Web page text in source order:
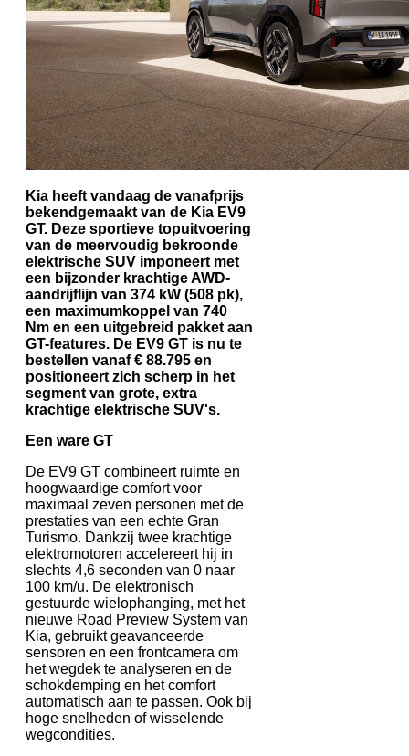
Kia heeft vandaag de vanafprijs
bekendgemaakt van de Kia EV9
GT. Deze sportieve topuitvoering
van de meervoudig bekroonde
elektrische SUV imponeert met
een bijzonder krachtige AWD-
aandrijflijn van 374 kW (508 pk),
een maximumkoppel van 740
Nm en een uitgebreid pakket aan
GT-features. De EV9 GT is nu te
bestellen vanaf € 88.795 en
positioneert zich scherp in het
segment van grote, extra
krachtige elektrische SUV's.
Een ware GT
De EV9 GT combineert ruimte en
hoogwaardige comfort voor
maximaal zeven personen met de
prestaties van een echte Gran
Turismo. Dankzij twee krachtige
elektromotoren accelereert hij in
slechts 4,6 seconden van 0 naar
100 km/u. De elektronisch
gestuurde wielophanging, met het
nieuwe Road Preview System van
Kia, gebruikt geavanceerde
sensoren en een frontcamera om
het wegdek te analyseren en de
schokdemping en het comfort
automatisch aan te passen. Ook bij
hoge snelheden of wisselende
wegcondities.